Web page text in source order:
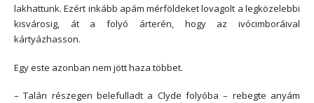
lakhattunk. Ezért inkább apám mérföldeket lovagolt a legközelebbi
kisvárosig, át a folyó árterén, hogy az ivócimboráival
kártyázhasson.
Egy este azonban nem jött haza többet.
– Talán részegen belefulladt a Clyde folyóba – rebegte anyám